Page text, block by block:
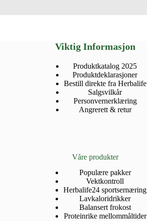
Viktig Informasjon
Produktkatalog 2025
Produktdeklarasjoner
Bestill direkte fra Herbalife
Salgsvilkår
Personvernerklæring
Angrerett & retur
Våre produkter
Populære pakker
Vektkontroll
Herbalife24 sportsernæring
Lavkaloridrikker
Balansert frokost
Proteinrike mellommåltider